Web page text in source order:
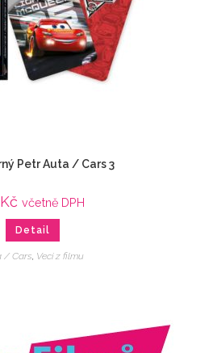
Petr Auta / Cars 3
Kč včetně DPH
Detail
/ Cars, Veci z filmu